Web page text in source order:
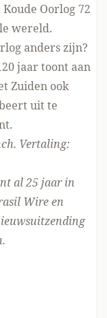
Oorlog 72
wereld.
anders zijn?
jaar toont aan
Zuiden ook
uit te
. Vertaling:
al 25 jaar in
Wire en